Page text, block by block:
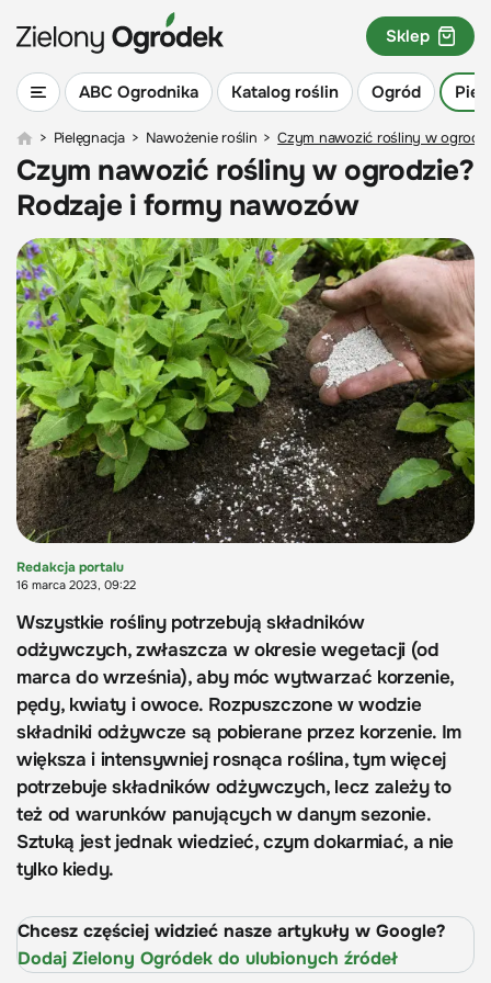
ABC Ogrodnika Katalog roślin Ogród
Sklep
> Pielęgnacja > Nawożenie roślin > Czym nawozić rośliny w
Czym nawozić rośliny w ogrodzie?
Rodzaje i formy nawozów
Redakcja portalu
16 marca 2023, 09:22
Wszystkie rośliny potrzebują składników
odżywczych, zwłaszcza w okresie wegetacji (od
marca do września), aby móc wytwarzać korzenie,
pędy, kwiaty i owoce. Rozpuszczone w wodzie
składniki odżywcze są pobierane przez korzenie. Im
większa i intensywniej rosnąca roślina, tym więcej
potrzebuje składników odżywczych, lecz zależy to
też od warunków panujących w danym sezonie.
Sztuką jest jednak wiedzieć, czym dokarmiać, a nie
tylko kiedy.
Chcesz częściej widzieć nasze artykuły w Google?
Dodaj Zielony Ogródek do ulubionych źródeł